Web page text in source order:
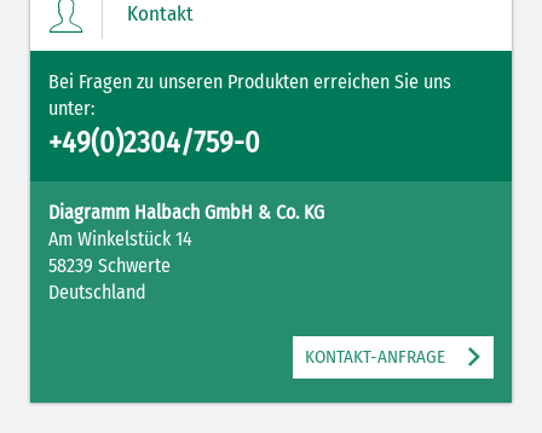
Kontakt
Bei Fragen zu unseren Produkten erreichen Sie uns
unter:
+49(0)2304/759-0
Diagramm Halbach GmbH & Co. KG
Am Winkelstück 14
58239 Schwerte
Deutschland
KONTAKT-ANFRAGE